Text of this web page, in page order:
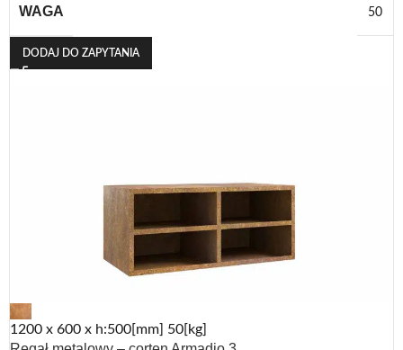
WAGA 50
DODAJ DO ZAPYTANIA
1200 x 600 x h:500[mm] 50[kg]